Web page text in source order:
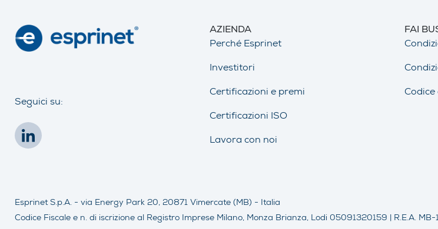
Seguici su:
AZIENDA
Perché Esprinet
Investitori
Certificazioni e premi
Certificazioni ISO
Lavora con noi
FAI
Codice
Esprinet S.p.A. - via Energy Park 20, 20871 Vimercate (MB) - Italia
Codice Fiscale e n. di iscrizione al Registro Imprese Milano, Monza Brianza, Lodi 05091320159 | R.E.A.